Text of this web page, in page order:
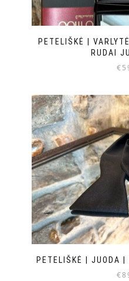
PETELIŠKĖ |
RUDAI
€
PETELIŠKĖ | JUODA
€